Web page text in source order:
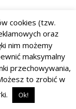
cookies (tzw.
oraz
nim możemy
maksymalny
przechowywania,
to zrobić w
Ok!